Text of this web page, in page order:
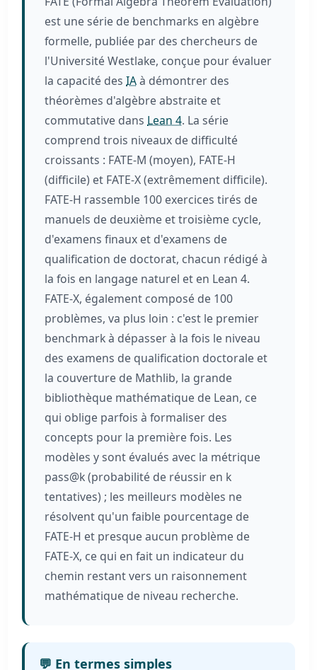
est une série de benchmarks en algèbre
formelle, publiée par des chercheurs de
l'Université Westlake, conçue pour évaluer
la capacité desIAà démontrer des
théorèmes d'algèbre abstraite et
commutative dansLean 4. La série
comprend trois niveaux de difficulté
croissants : FATE-M (moyen), FATE-H
(difficile) et FATE-X (extrêmement difficile).
FATE-H rassemble 100 exercices tirés de
manuels de deuxième et troisième cycle,
d'examens finaux et d'examens de
qualification de doctorat, chacun rédigé à
la fois en langage naturel et en Lean 4.
FATE-X, également composé de 100
problèmes, va plus loin : c'est le premier
benchmark à dépasser à la fois le niveau
des examens de qualification doctorale et
la couverture de Mathlib, la grande
bibliothèque mathématique de Lean, ce
qui oblige parfois à formaliser des
concepts pour la première fois. Les
modèles y sont évalués avec la métrique
pass@k (probabilité de réussir en k
tentatives) ; les meilleurs modèles ne
résolvent qu'un faible pourcentage de
FATE-H et presque aucun problème de
FATE-X, ce qui en fait un indicateur du
chemin restant vers un raisonnement
mathématique de niveau recherche.
💬 En termes simples